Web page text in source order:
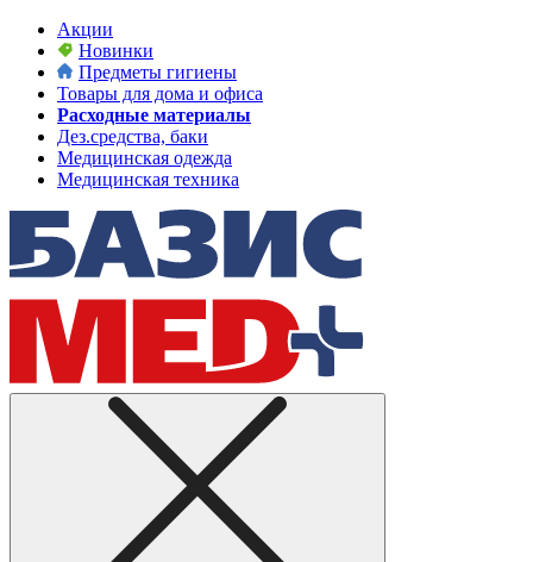
Акции
Новинки
Предметы гигиены
Товары для дома и офиса
Расходные материалы
Дез.средства, баки
Медицинская одежда
Медицинская техника